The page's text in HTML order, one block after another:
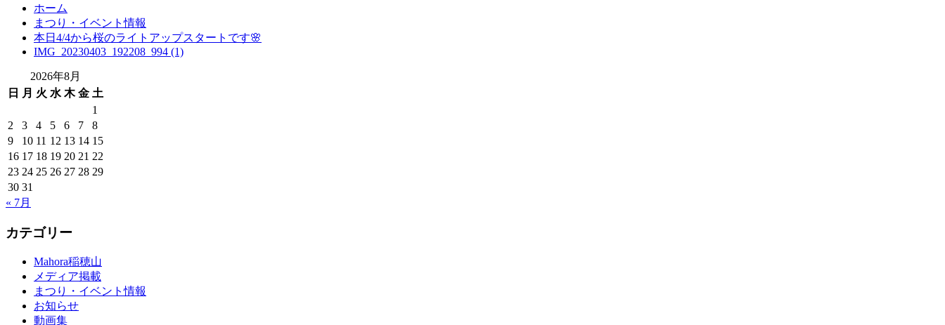
ホーム
まつり・イベント情報
本日4/4から桜のライトアップスタートです🌸
IMG_20230403_192208_994 (1)
2026年8月
日
月 火 水 木 金 土
1
2
3 4 5 6 7
8
9
10 11 12 13 14 15
16 17 18 19 20 21 22
23 24 25 26 27 28 29
30 31
« 7月
カテゴリー
Mahora稲穂山
メディア掲載
まつり・イベント情報
お知らせ
動画集